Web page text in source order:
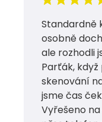
Standardně
osobně
ale rozhodli
Parťák,
skenování
jsme čas
Vyřešeno